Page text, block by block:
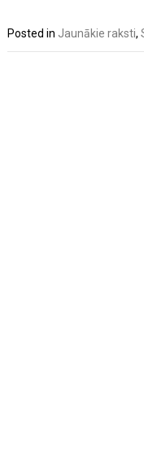
Posted in Jaunākie raksti,